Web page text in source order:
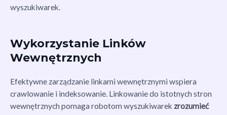
wyszukiwarek.
Wykorzystanie Linków
Wewnętrznych
Efektywne zarządzanie linkami wewnętrznymi wspiera
crawlowanie i indeksowanie. Linkowanie do istotnych stron
wewnętrznych pomaga robotom wyszukiwarek zrozumieć